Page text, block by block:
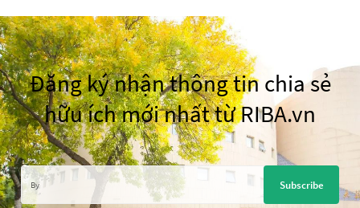
Đăng ký nhận thông tin chia sẻ
hữu ích mới nhất từ RIBA.vn
Subscribe